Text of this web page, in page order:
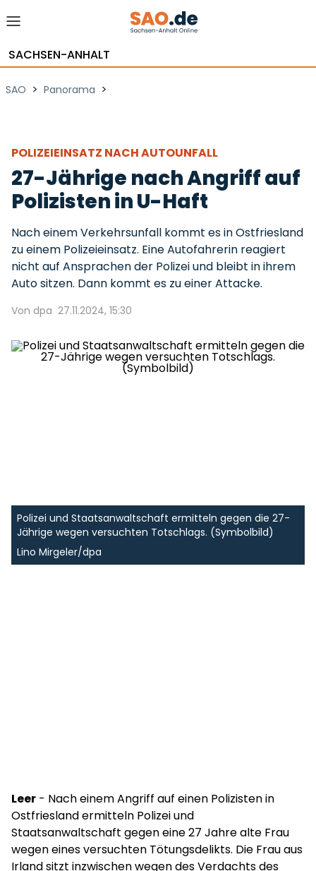
SACHSEN-ANHALT
SAO > Panorama >
POLIZEIEINSATZ NACH AUTOUNFALL
27-Jährige nach Angriff auf
Polizisten in U-Haft
Nach einem Verkehrsunfall kommt es in Ostfriesland
zu einem Polizeieinsatz. Eine Autofahrerin reagiert
nicht auf Ansprachen der Polizei und bleibt in ihrem
Auto sitzen. Dann kommt es zu einer Attacke.
Von dpa 27.11.2024, 15:30
Polizei und Staatsanwaltschaft ermitteln gegen die 27-
Jährige wegen versuchten Totschlags. (Symbolbild)
Lino Mirgeler/dpa
Leer - Nach einem Angriff auf einen Polizisten in
Ostfriesland ermitteln Polizei und
Staatsanwaltschaft gegen eine 27 Jahre alte Frau
wegen eines versuchten Tötungsdelikts. Die Frau aus
Irland sitzt inzwischen wegen des Verdachts des